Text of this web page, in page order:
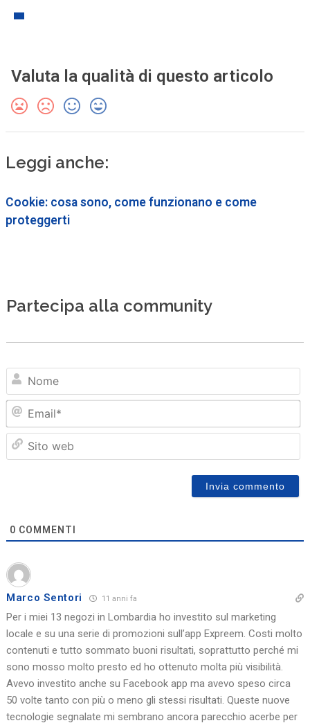
Valuta la qualità di questo articolo
Leggi anche:
Cookie: cosa sono, come funzionano e come
proteggerti
Partecipa alla community
0 COMMENTI
Marco Sentori 11 anni fa
Per i miei 13 negozi in Lombardia ho investito sul marketing
locale e su una serie di promozioni sull’app Expreem. Costi molto
contenuti e tutto sommato buoni risultati, soprattutto perché mi
sono mosso molto presto ed ho ottenuto molta più visibilità.
Avevo investito anche su Facebook app ma avevo speso circa
50 volte tanto con più o meno gli stessi risultati. Queste nuove
tecnologie segnalate mi sembrano ancora parecchio acerbe per